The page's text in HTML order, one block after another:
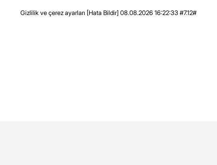
Gizlilik ve çerez ayarları [Hata Bildir] 08.08.2026 16:22:33 #7.12#